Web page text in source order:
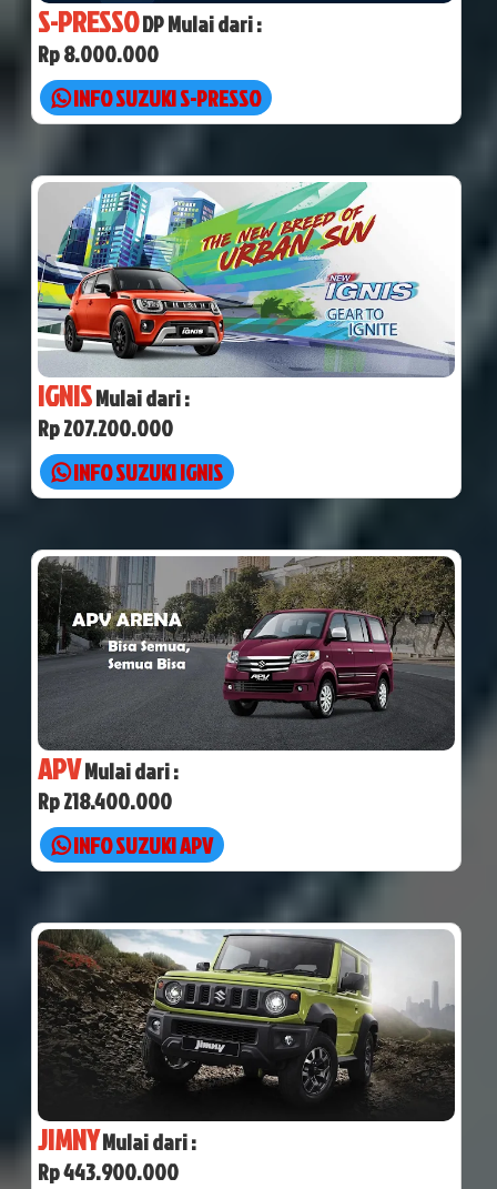
S-PRESSODP Mulai dari :
Rp 8.000.000
INFO SUZUKI S-PRESSO
IGNISMulai dari :
Rp 207.200.000
INFO SUZUKI IGNIS
APVMulai dari :
Rp 218.400.000
INFO SUZUKI APV
JIMNYMulai dari :
Rp 443.900.000